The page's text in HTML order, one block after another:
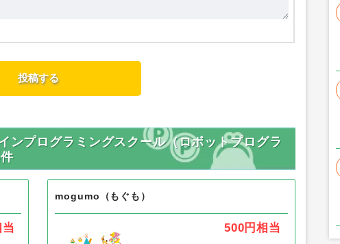
ンプログラミングスクール（ロボットプログラ
mogumo（もぐも）
500円相当